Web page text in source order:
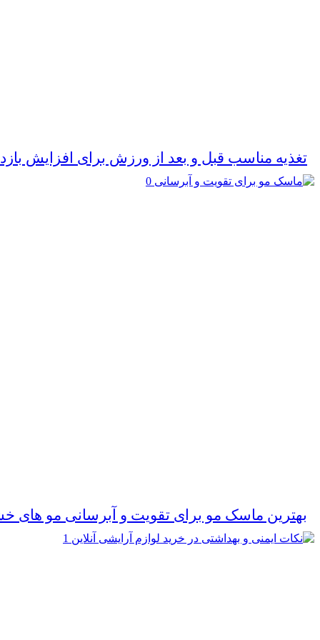
تغذیه مناسب قبل و بعد از ورزش برای افزایش
بهترین ماسک مو برای تقویت و آبرسانی مو های